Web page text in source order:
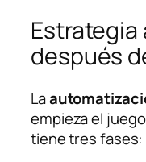
después
La
empieza el
tiene tres fases: